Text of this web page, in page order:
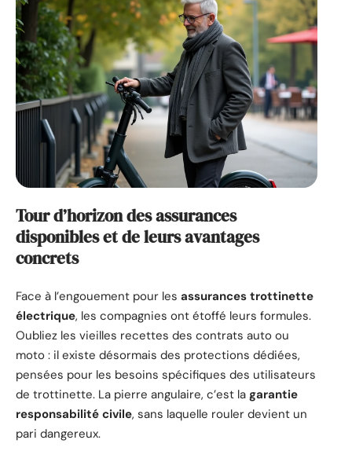
Tour d’horizon des assurances
disponibles et de leurs avantages
concrets
Face à l’engouement pour les assurances trottinette
électrique, les compagnies ont étoffé leurs formules.
Oubliez les vieilles recettes des contrats auto ou
moto : il existe désormais des protections dédiées,
pensées pour les besoins spécifiques des utilisateurs
de trottinette. La pierre angulaire, c’est la garantie
responsabilité civile, sans laquelle rouler devient un
pari dangereux.